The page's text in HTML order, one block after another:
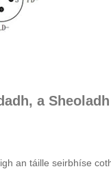
a
an táille seirbhíse